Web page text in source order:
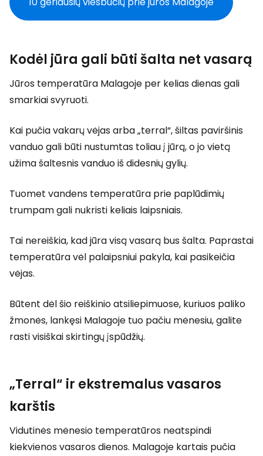
Kodėl jūra gali būti šalta net vasarą
Jūros temperatūra Malagoje per kelias dienas gali
smarkiai svyruoti.
Kai pučia vakarų vėjas arba „terral“, šiltas paviršinis
vanduo gali būti nustumtas toliau į jūrą, o jo vietą
užima šaltesnis vanduo iš didesnių gylių.
Tuomet vandens temperatūra prie paplūdimių
trumpam gali nukristi keliais laipsniais.
Tai nereiškia, kad jūra visą vasarą bus šalta. Paprastai
temperatūra vėl palaipsniui pakyla, kai pasikeičia
vėjas.
Būtent dėl šio reiškinio atsiliepimuose, kuriuos paliko
žmonės, lankęsi Malagoje tuo pačiu mėnesiu, galite
rasti visiškai skirtingų įspūdžių.
„Terral“ ir ekstremalus vasaros
karštis
Vidutinės mėnesio temperatūros neatspindi
kiekvienos vasaros dienos. Malagoje kartais pučia